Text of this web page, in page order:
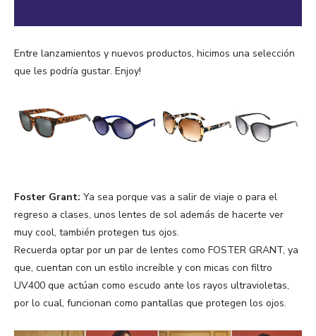
Entre lanzamientos y nuevos productos, hicimos una selección
que les podría gustar. Enjoy!
Foster Grant: Ya sea porque vas a salir de viaje o para el
regreso a clases, unos lentes de sol además de hacerte ver
muy cool, también protegen tus ojos.
Recuerda optar por un par de lentes como FOSTER GRANT, ya
que, cuentan con un estilo increíble y con micas con filtro
UV400 que actúan como escudo ante los rayos ultravioletas,
por lo cual, funcionan como pantallas que protegen los ojos.